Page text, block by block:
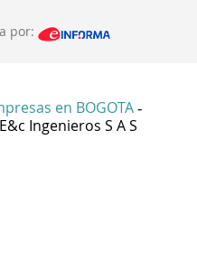
por:
en BOGOTA -
E&c Ingenieros S A S